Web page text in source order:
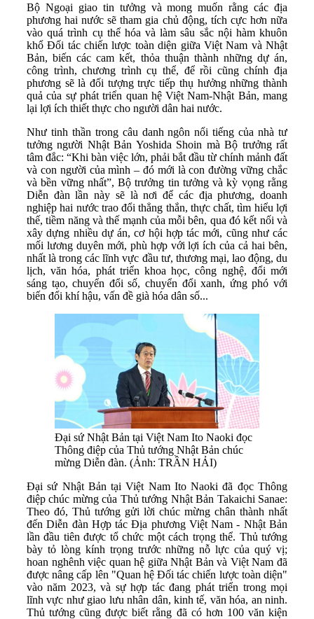
Bộ Ngoại giao tin tưởng và mong muốn rằng các địa
phương hai nước sẽ tham gia chủ động, tích cực hơn nữa
vào quá trình cụ thể hóa và làm sâu sắc nội hàm khuôn
khổ Đối tác chiến lược toàn diện giữa Việt Nam và Nhật
Bản, biến các cam kết, thỏa thuận thành những dự án,
công trình, chương trình cụ thể, để rồi cũng chính địa
phương sẽ là đối tượng trực tiếp thụ hưởng những thành
quả của sự phát triển quan hệ Việt Nam-Nhật Bản, mang
lại lợi ích thiết thực cho người dân hai nước.
Như tinh thần trong câu danh ngôn nổi tiếng của nhà tư
tưởng người Nhật Bản Yoshida Shoin mà Bộ trưởng rất
tâm đắc: “Khi bàn việc lớn, phải bắt đầu từ chính mảnh đất
và con người của mình – đó mới là con đường vững chắc
và bền vững nhất”, Bộ trưởng tin tưởng và kỳ vọng rằng
Diễn đàn lần này sẽ là nơi để các địa phương, doanh
nghiệp hai nước trao đổi thẳng thắn, thực chất, tìm hiểu lợi
thế, tiềm năng và thế mạnh của mỗi bên, qua đó kết nối và
xây dựng nhiều dự án, cơ hội hợp tác mới, cũng như các
mối lương duyên mới, phù hợp với lợi ích của cả hai bên,
nhất là trong các lĩnh vực đầu tư, thương mại, lao động, du
lịch, văn hóa, phát triển khoa học, công nghệ, đổi mới
sáng tạo, chuyển đổi số, chuyển đổi xanh, ứng phó với
biến đổi khí hậu, vấn đề già hóa dân số...
Đại sứ Nhật Bản tại Việt Nam Ito Naoki đọc
Thông điệp của Thủ tướng Nhật Bản chúc
mừng Diễn đàn. (Ảnh: TRẦN HẢI)
Đại sứ Nhật Bản tại Việt Nam Ito Naoki đã đọc Thông
điệp chúc mừng của Thủ tướng Nhật Bản Takaichi Sanae:
Theo đó, Thủ tướng gửi lời chúc mừng chân thành nhất
đến Diễn đàn Hợp tác Địa phương Việt Nam - Nhật Bản
lần đầu tiên được tổ chức một cách trọng thể. Thủ tướng
bày tỏ lòng kính trọng trước những nỗ lực của quý vị;
hoan nghênh việc quan hệ giữa Nhật Bản và Việt Nam đã
được nâng cấp lên "Quan hệ Đối tác chiến lược toàn diện"
vào năm 2023, và sự hợp tác đang phát triển trong mọi
lĩnh vực như giao lưu nhân dân, kinh tế, văn hóa, an ninh.
Thủ tướng cũng được biết rằng đã có hơn 100 văn kiện